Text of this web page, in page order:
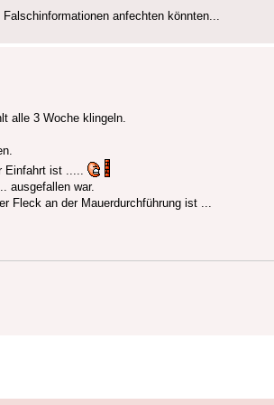
anfechten könnten...
alle 3 Woche klingeln.
Einfahrt ist .....
ausgefallen war.
Fleck an der Mauerdurchführung ist ...